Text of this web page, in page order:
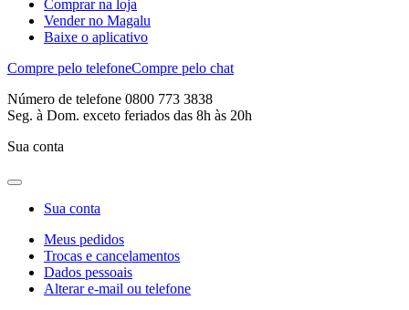
Comprar na loja
Vender no Magalu
Baixe o aplicativo
Compre pelo telefoneCompre pelo chat
Número de telefone 0800 773 3838
Seg. à Dom. exceto feriados das 8h às 20h
Sua conta
Sua conta
Meus pedidos
Trocas e cancelamentos
Dados pessoais
Alterar e-mail ou telefone